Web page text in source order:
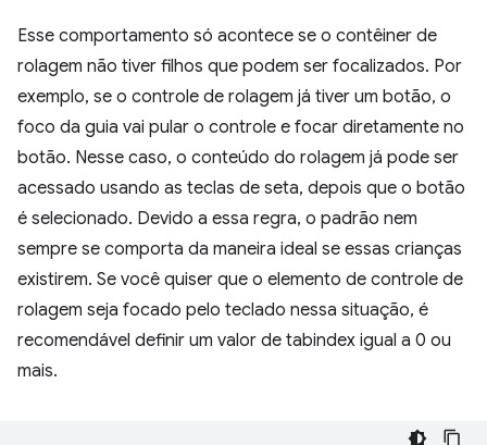
Esse comportamento só acontece se o contêiner de
rolagem não tiver filhos que podem ser focalizados. Por
exemplo, se o controle de rolagem já tiver um botão, o
foco da guia vai pular o controle e focar diretamente no
botão. Nesse caso, o conteúdo do rolagem já pode ser
acessado usando as teclas de seta, depois que o botão
é selecionado. Devido a essa regra, o padrão nem
sempre se comporta da maneira ideal se essas crianças
existirem. Se você quiser que o elemento de controle de
rolagem seja focado pelo teclado nessa situação, é
recomendável definir um valor de tabindex igual a 0 ou
mais.